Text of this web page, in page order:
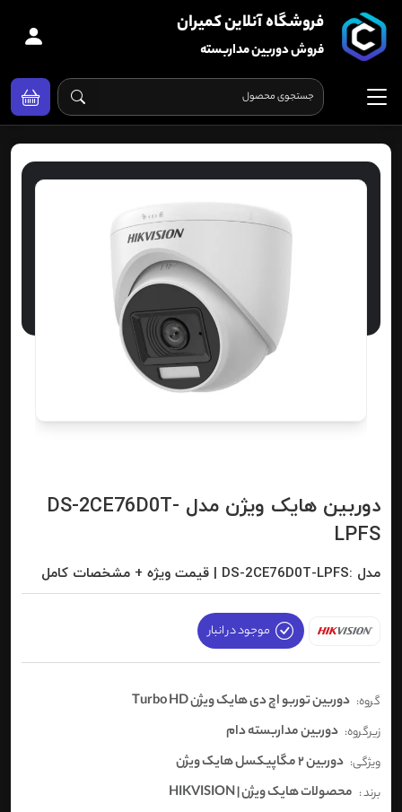
فروشگاه آنلاین کمیران
فروش دوربین مداربسته
دوربین هایک ویژن مدل DS-2CE76D0T-
LPFS
مدل :DS-2CE76D0T-LPFS | قیمت ویژه + مشخصات کامل
موجود در انبار
گروه: دوربین توربو اچ دی هایک ویژن Turbo HD
زیرگروه: دوربین مداربسته دام
ویژگی: دوربین 2 مگاپیکسل هایک ویژن
برند : محصولات هایک ویژن | HIKVISION